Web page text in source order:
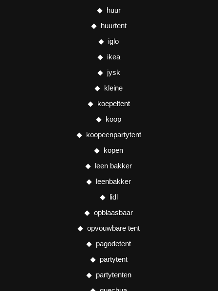
huur
huurtent
iglo
ikea
jysk
kleine
koepeltent
koop
koopeenpartytent
kopen
leen bakker
leenbakker
lidl
opblaasbaar
opvouwbare tent
pagodetent
partytent
partytenten